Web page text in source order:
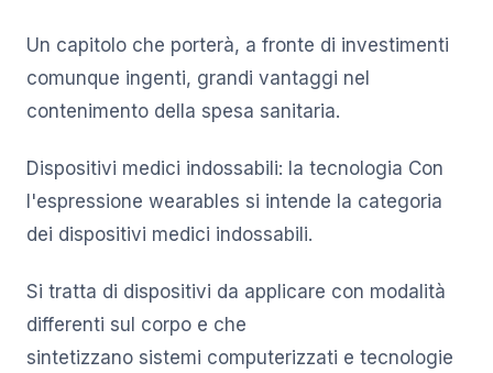
Un capitolo che porterà, a fronte di investimenti
comunque ingenti, grandi vantaggi nel
contenimento della spesa sanitaria.
Dispositivi medici indossabili: la tecnologia Con
l'espressione wearables si intende la categoria
dei dispositivi medici indossabili.
Si tratta di dispositivi da applicare con modalità
differenti sul corpo e che
sintetizzano sistemi computerizzati e tecnologie